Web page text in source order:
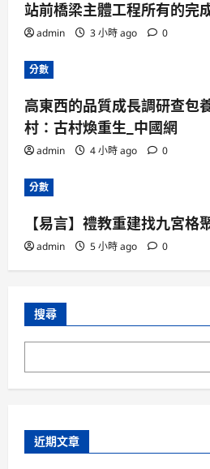
站前橋梁主體工程所有的完
admin 3 小時 ago 0
分數
高東西的品質成長調研查包
村：古村煥重生_中國網
admin 4 小時 ago 0
分數
【易言】禮教重建找九宮格
admin 5 小時 ago 0
搜尋
近期文章